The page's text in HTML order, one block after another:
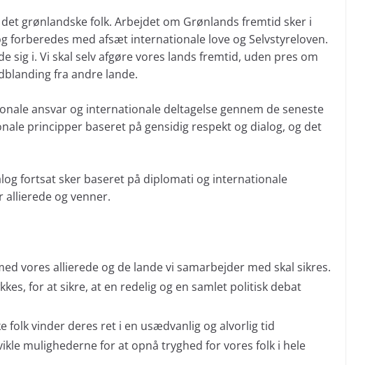
grønlandske folk. Arbejdet om Grønlands fremtid sker i
forberedes med afsæt internationale love og Selvstyreloven.
sig i. Vi skal selv afgøre vores lands fremtid, uden pres om
fra andre lande.
ansvar og internationale deltagelse gennem de seneste
principper baseret på gensidig respekt og dialog, og det
fortsat sker baseret på diplomati og internationale
og venner.
vores allierede og de lande vi samarbejder med skal sikres.
for at sikre, at en redelig og en samlet politisk debat
folk vinder deres ret i en usædvanlig og alvorlig tid
mulighederne for at opnå tryghed for vores folk i hele